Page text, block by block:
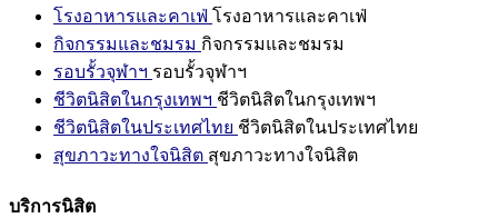
โรงอาหารและคาเฟ่ โรงอาหารและคาเฟ่
กิจกรรมและชมรม กิจกรรมและชมรม
รอบรั้วจุฬาฯ รอบรั้วจุฬาฯ
ชีวิตนิสิตในกรุงเทพฯ ชีวิตนิสิตในกรุงเทพฯ
ชีวิตนิสิตในประเทศไทย ชีวิตนิสิตในประเทศไทย
สุขภาวะทางใจนิสิต สุขภาวะทางใจนิสิต
บริการนิสิต